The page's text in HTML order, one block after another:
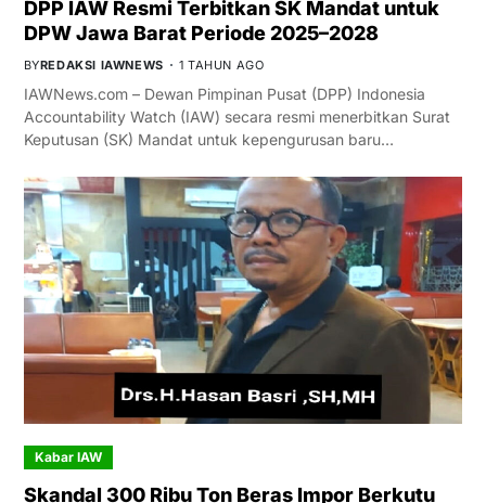
DPP IAW Resmi Terbitkan SK Mandat untuk
DPW Jawa Barat Periode 2025–2028
BYREDAKSI IAWNEWS 1 TAHUN AGO
IAWNews.com – Dewan Pimpinan Pusat (DPP) Indonesia
Accountability Watch (IAW) secara resmi menerbitkan Surat
Keputusan (SK) Mandat untuk kepengurusan baru…
Kabar IAW
Skandal 300 Ribu Ton Beras Impor Berkutu